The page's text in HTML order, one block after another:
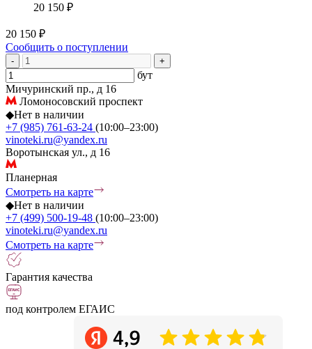
20 150 ₽
20 150 ₽
Сообщить о поступлении
- +
бут
Мичуринский пр., д 16
Ломоносовский проспект
◆Нет в наличии
+7 (985) 761-63-24 (10:00–23:00)
vinoteki.ru@yandex.ru
Воротынская ул., д 16
Планерная
Смотреть на карте
◆Нет в наличии
+7 (499) 500-19-48 (10:00–23:00)
vinoteki.ru@yandex.ru
Смотреть на карте
Гарантия качества
под контролем ЕГАИС